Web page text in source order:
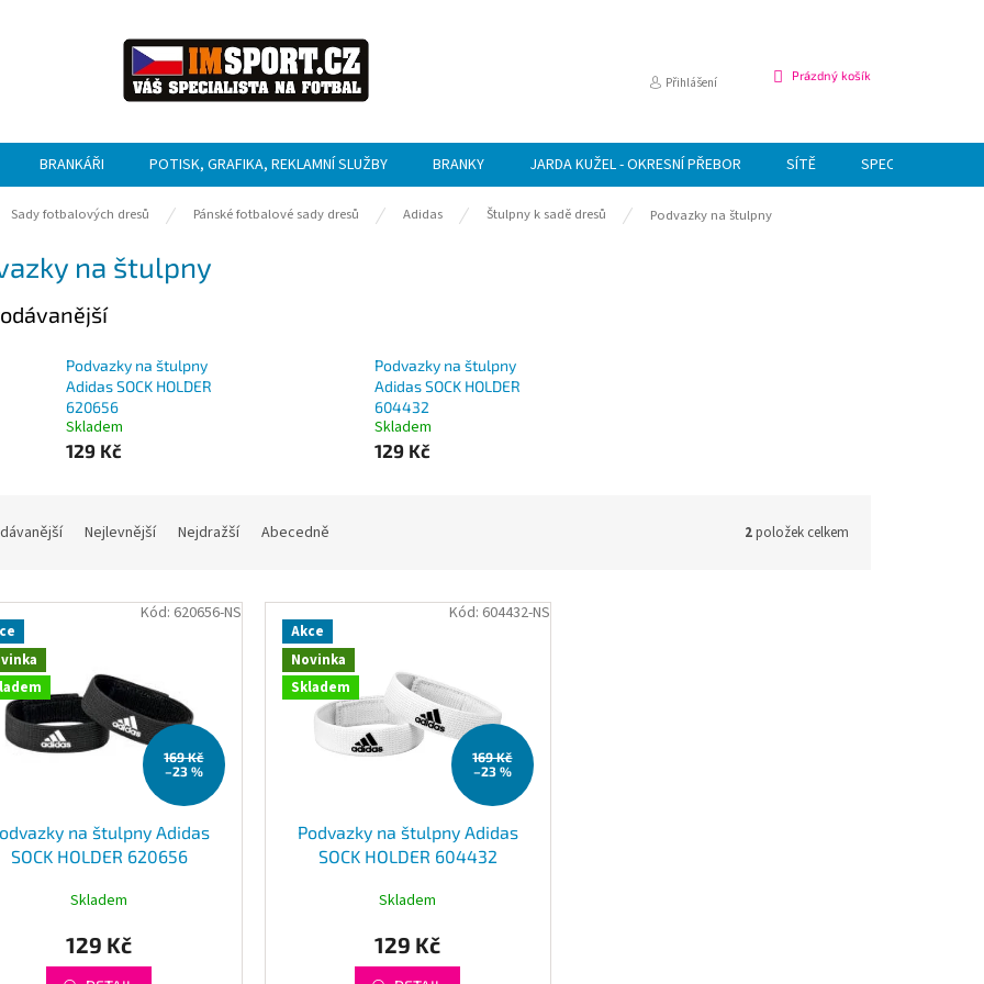
Přihlášení
NÁKUPNÍ
Prázdný košík
BRANKÁŘI POTISK, GRAFIKA, REKLAMNÍ SLUŽBY BRANKY JARDA KUŽEL - OKRESNÍ PŘEBOR SÍTĚ SPECIÁLNÍ NABÍDKA
Sady fotbalových dresů Pánské fotbalové sady dresů Adidas Štulpny k sadě dresů Podvazky na štulpny
na štulpny
Podvazky na štulpny
Adidas SOCK HOLDER
620656
Skladem
129 Kč
Podvazky na štulpny
Adidas SOCK HOLDER
604432
Skladem
129 Kč
Nejlevnější Nejdražší Abecedně 2položek celkem
169 Kč
–23 %
na štulpny Adidas
SOCK HOLDER 620656
Skladem
129 Kč
Kód: 620656-NS
Akce
Novinka
Skladem
169 Kč
–23 %
Podvazky na štulpny Adidas
SOCK HOLDER 604432
Skladem
129 Kč
Kód: 604432-NS